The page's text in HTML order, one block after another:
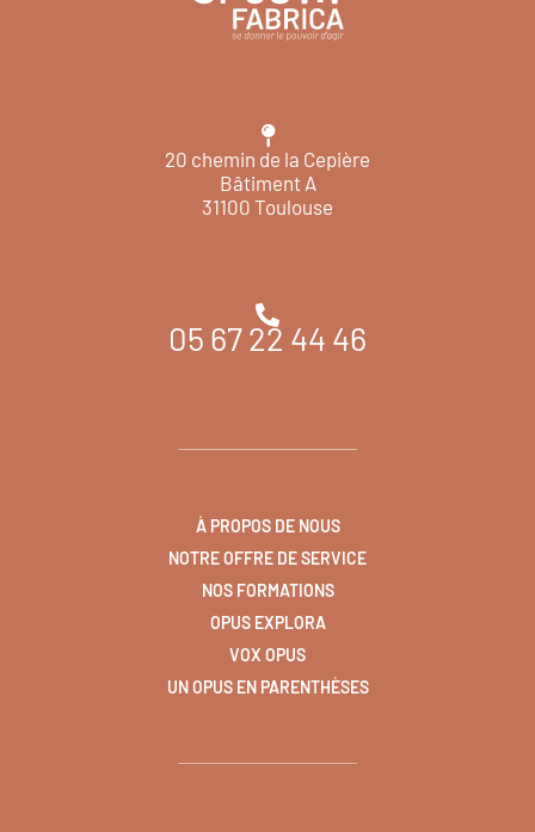
20 chemin de la Cepière
Bâtiment A
31100 Toulouse
05 67 22 44 46
À PROPOS DE NOUS
NOTRE OFFRE DE SERVICE
NOS FORMATIONS
OPUS EXPLORA
VOX OPUS
UN OPUS EN PARENTHÈSES